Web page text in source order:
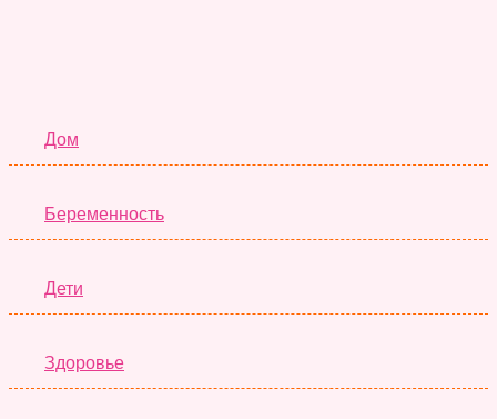
Дом
Беременность
Дети
Здоровье